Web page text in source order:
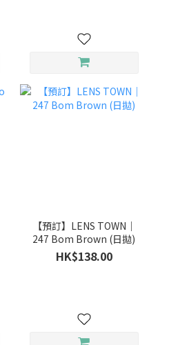
【預訂】LENS TOWN｜
247 Bom Brown (日拋)
HK$138.00